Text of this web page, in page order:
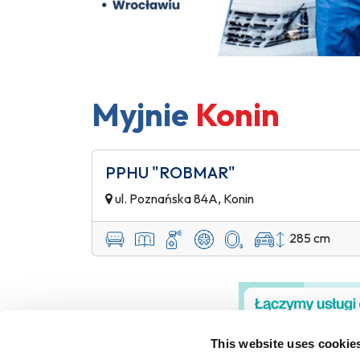
This website uses
Myjnie Konin
PPHU "ROBMAR"
ul. Poznańska 84A, Konin
285 cm